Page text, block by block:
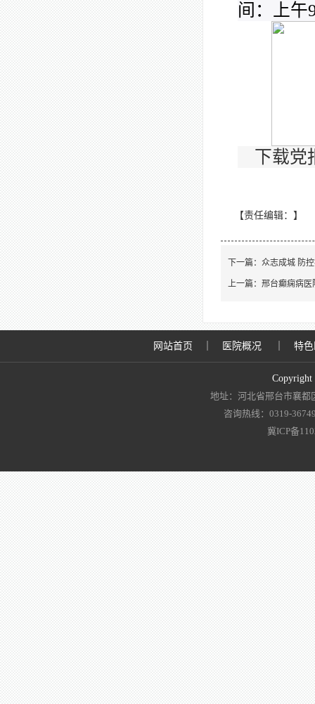
间：上午
下载
【责任编辑： 】
下一篇： 众志成城 防
上一篇： 邢台癫痫病医
网站首页 医院概况 特
地址：河北省邢台市襄
咨询热线：0319-
冀ICP备